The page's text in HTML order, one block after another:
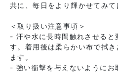
共に、毎日をより輝かせてみ
＜取り扱い注意事項＞
- 汗や水に長時間触れさせると
す。着用後は柔らかい布で拭
ます。
- 強い衝撃を与えないようにお